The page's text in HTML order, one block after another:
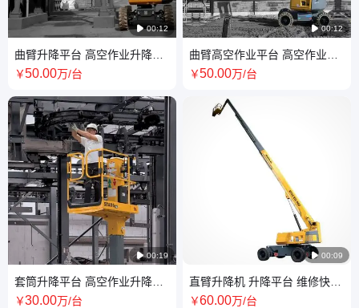
 00:12
曲臂升降平台 高空作业升降机
操作灵活 经久耐用
￥50.00万/台
 00:19
套筒升降平台 高空作业升降机
便捷的运输能力 服务专业
￥30.00万/台
 00:12
曲臂高空作业平台 高空作业升
降机 零尾摆 质量稳定
￥50.00万/台
 00:09
直臂升降机 升降平台 维修快速
服务专业 万洁清洁
￥60.00万/台